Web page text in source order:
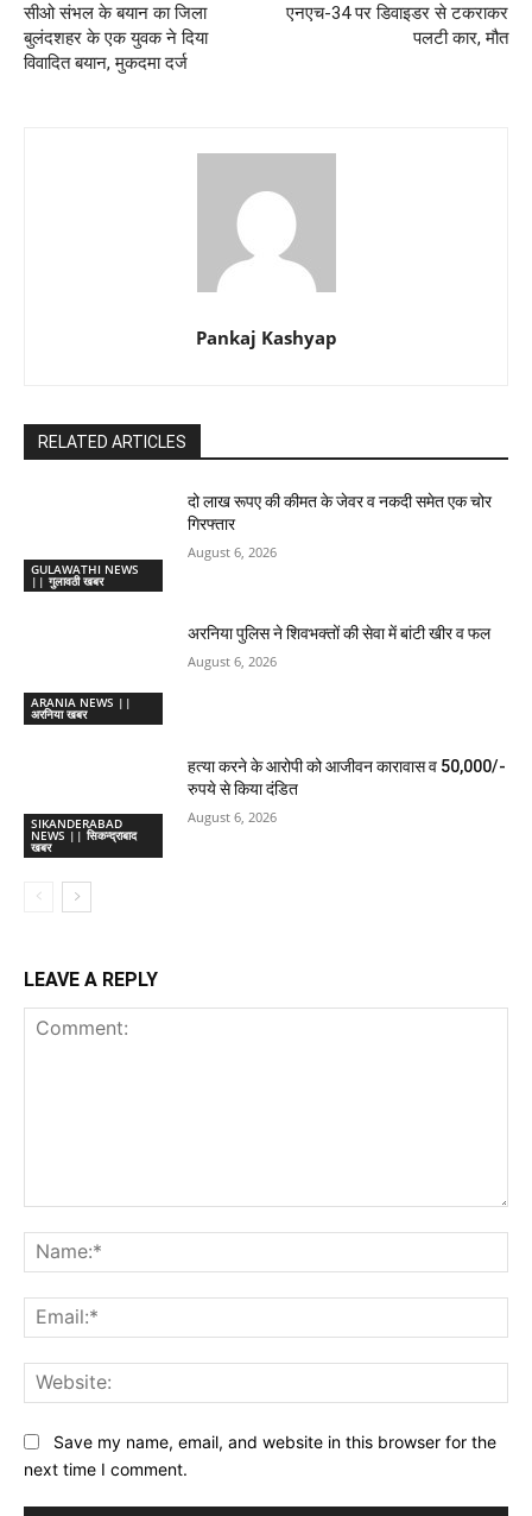
सीओ संभल के बयान का जिला
बुलंदशहर के एक युवक ने दिया
विवादित बयान, मुकदमा दर्ज
एनएच-34 पर डिवाइडर से टकराकर
पलटी कार, मौत
Pankaj Kashyap
RELATED ARTICLES
GULAWATHI NEWS
|| गुलावठी खबर
दो लाख रूपए की कीमत के जेवर व नकदी समेत एक चोर
गिरफ्तार
August 6, 2026
ARANIA NEWS ||
अरनिया खबर
अरनिया पुलिस ने शिवभक्तों की सेवा में बांटी खीर व फल
August 6, 2026
SIKANDERABAD
NEWS || सिकन्द्राबाद
खबर
हत्या करने के आरोपी को आजीवन कारावास व 50,000/-
रुपये से किया दंडित
August 6, 2026
LEAVE A REPLY
Save my name, email, and website in this browser for the
next time I comment.